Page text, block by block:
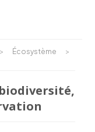
> Écosystème
>